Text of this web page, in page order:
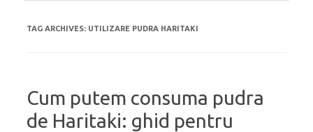
TAG ARCHIVES: UTILIZARE PUDRA HARITAKI
Cum putem consuma pudra
de Haritaki: ghid pentru